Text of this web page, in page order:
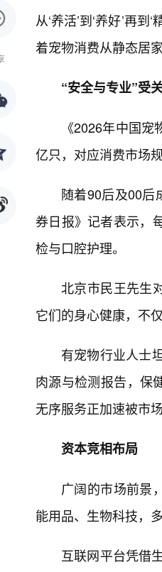
从‘养活’到‘养好’再
着宠物消费从静态居
“安全与专业”受
《2026年中国
亿只，对应消费市场
随着90后及00后
券日报》记者表示，
检与口腔护理。
北京市民王先生
它们的身心健康，不
有宠物行业人士
肉源与检测报告，保
无序服务正加速被市场
资本竞相布局
广阔的市场前景
能用品、生物科技，
互联网平台凭借